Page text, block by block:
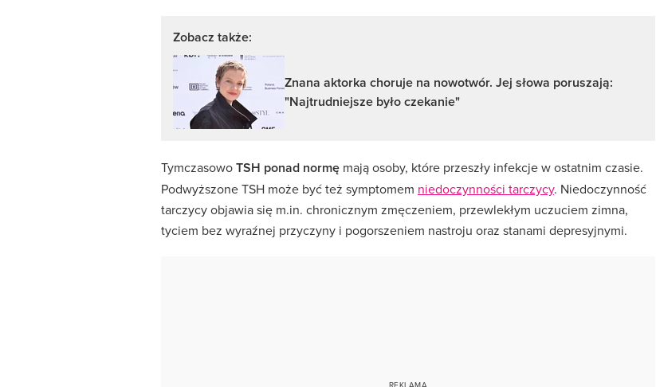
Zobacz także:
Znana aktorka choruje na nowotwór. Jej słowa poruszają:
"Najtrudniejsze było czekanie"
TymczasowoTSH ponad normę mają osoby, które przeszły infekcje w ostatnim czasie.
Podwyższone TSH może być też symptomem niedoczynności tarczycy. Niedoczynność
tarczycy objawia się m.in. chronicznym zmęczeniem, przewlekłym uczuciem zimna,
tyciem bez wyraźnej przyczyny i pogorszeniem nastroju oraz stanami depresyjnymi.